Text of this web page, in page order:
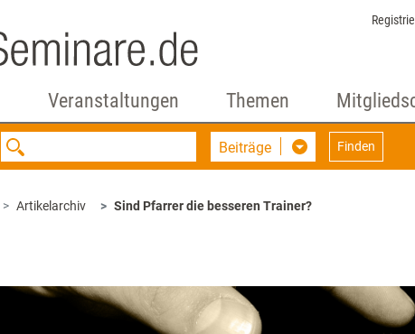
Veranstaltungen Themen
Beiträge Finden
Artikelarchiv Sind Pfarrer die besseren Trainer?